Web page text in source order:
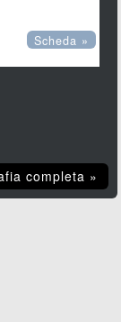
Scheda »
completa »